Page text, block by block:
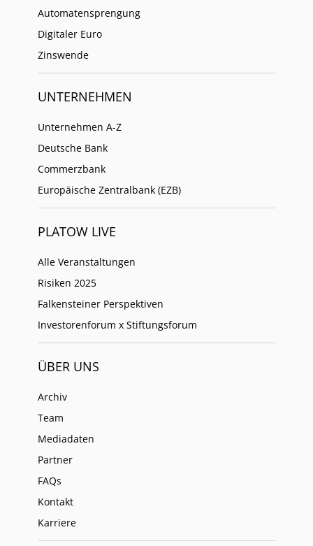
Automatensprengung
Digitaler Euro
Zinswende
UNTERNEHMEN
Unternehmen A-Z
Deutsche Bank
Commerzbank
Europäische Zentralbank (EZB)
PLATOW LIVE
Alle Veranstaltungen
Risiken 2025
Falkensteiner Perspektiven
Investorenforum x Stiftungsforum
ÜBER UNS
Archiv
Team
Mediadaten
Partner
FAQs
Kontakt
Karriere